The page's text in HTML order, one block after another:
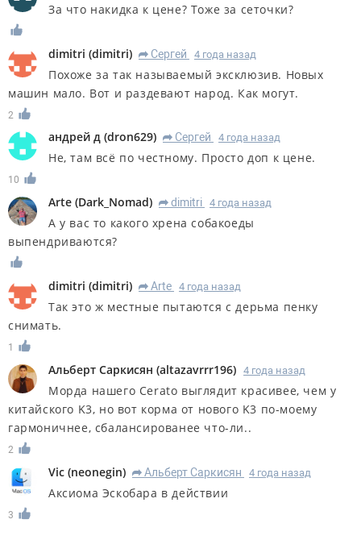
За что накидка к цене? Тоже за сеточки?
dimitri (dimitri) R Сергей 4 года назад
Похоже за так называемый эксклюзив. Новых
машин мало. Вот и раздевают народ. Как могут.
2
андрей д (dron629) R Сергей 4 года назад
Не, там всё по честному. Просто доп к цене.
10
Arte (Dark_Nomad) R dimitri 4 года назад
А у вас то какого хрена собакоеды
выпендриваются?
dimitri (dimitri) R Arte 4 года назад
Так это ж местные пытаются с дерьма пенку
снимать.
1
Альберт Саркисян (altazavrrr196) 4 года назад
Морда нашего Cerato выглядит красивее, чем у
китайского K3, но вот корма от нового K3 по-моему
гармоничнее, сбалансированее что-ли..
2
Viс (neonegin) R Альберт Саркисян 4 года назад
Аксиома Эскобара в действии
3